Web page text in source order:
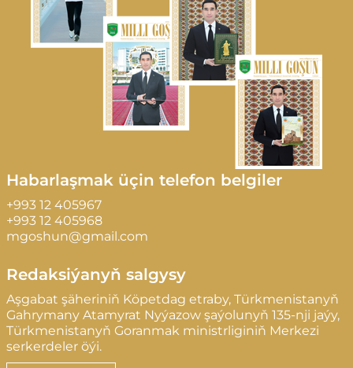
Habarlaşmak üçin telefon belgiler
+993 12 405967
+993 12 405968
mgoshun@gmail.com
Redaksiýanyň salgysy
Aşgabat şäheriniň Köpetdag etraby, Türkmenistanyň
Gahrymany Atamyrat Nyýazow şaýolunyň 135-nji jaýy,
Türkmenistanyň Goranmak ministrliginiň Merkezi
serkerdeler öýi.